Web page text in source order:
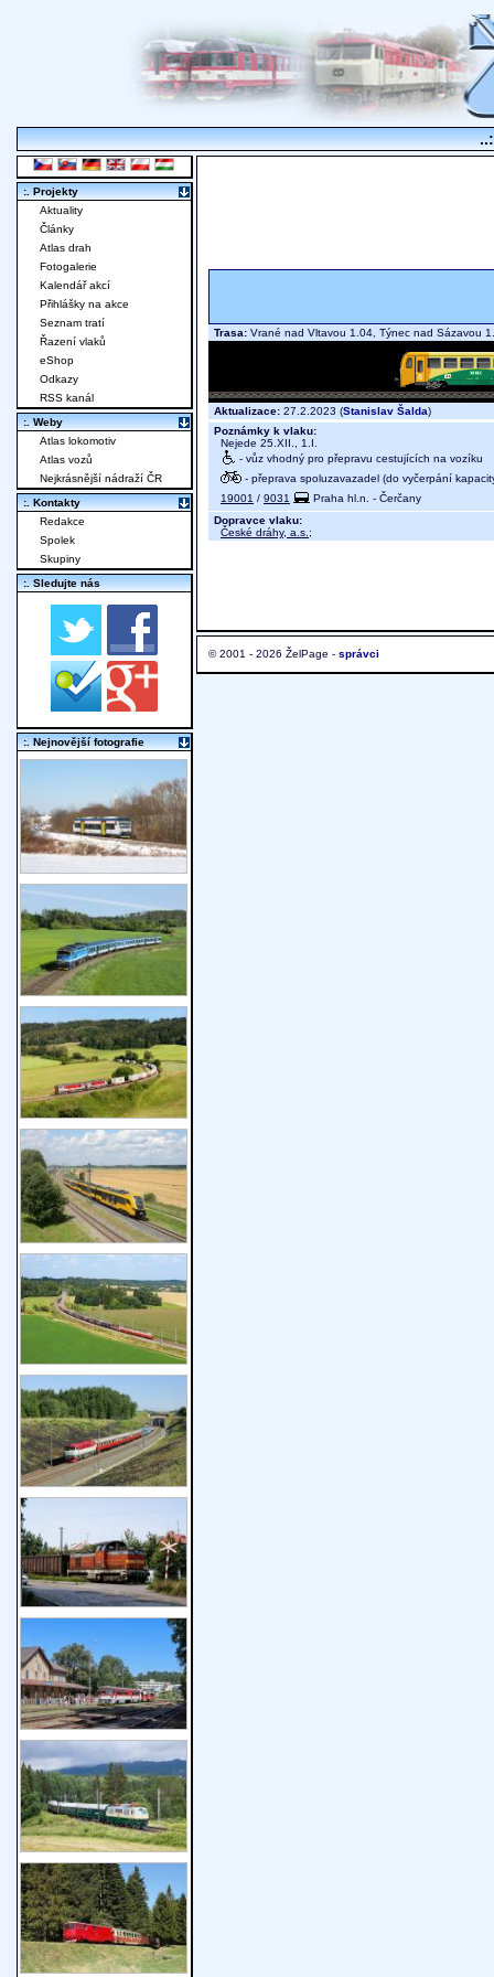
Trasa: Vrané nad Vltavou 1.04, Týnec nad Sázavou
Aktualizace: 27.2.2023 (Stanislav Šalda)
Poznámky k vlaku:
Nejede 25.XII., 1.I.
- vůz vhodný pro přepravu cestujících na vozíku
- přeprava spoluzavazadel (do vyčerpání
19001 / 9031
Praha hl.n. - Čerčany
Dopravce vlaku:
České dráhy, a.s. ;
© 2001 - 2026 ŽelPage - správci
:. Projekty
Aktuality
Články
Atlas drah
Fotogalerie
Kalendář akcí
Přihlášky na akce
Seznam tratí
Řazení vlaků
eShop
Odkazy
RSS kanál
:. Weby
Atlas lokomotiv
Atlas vozů
Nejkrásnější nádraží ČR
:. Kontakty
Redakce
Spolek
Skupiny
:. Sledujte nás
:. Nejnovější fotografie